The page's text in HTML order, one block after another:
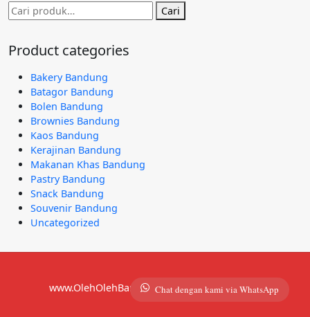
Pencarian
untuk:
Cari
Product categories
Bakery Bandung
Batagor Bandung
Bolen Bandung
Brownies Bandung
Kaos Bandung
Kerajinan Bandung
Makanan Khas Bandung
Pastry Bandung
Snack Bandung
Souvenir Bandung
Uncategorized
www.OlehOlehBandung.com | 081292921490
Chat dengan kami via WhatsApp